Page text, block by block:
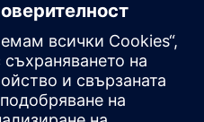
на
осигурява точна,